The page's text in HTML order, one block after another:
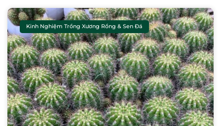
Kinh Nghiệm Trồng Xương Rồng & Sen Đá